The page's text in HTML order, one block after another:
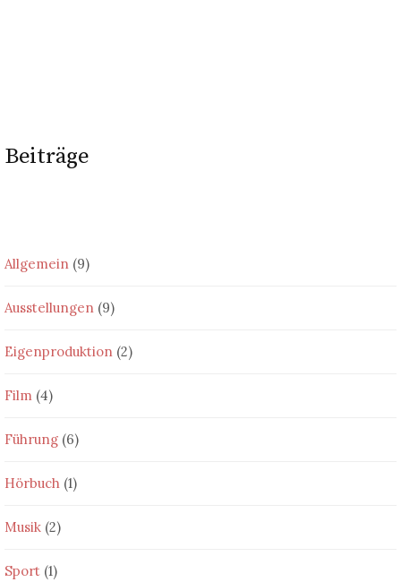
Beiträge
Allgemein (9)
Ausstellungen (9)
Eigenproduktion (2)
Film (4)
Führung (6)
Hörbuch (1)
Musik (2)
Sport (1)